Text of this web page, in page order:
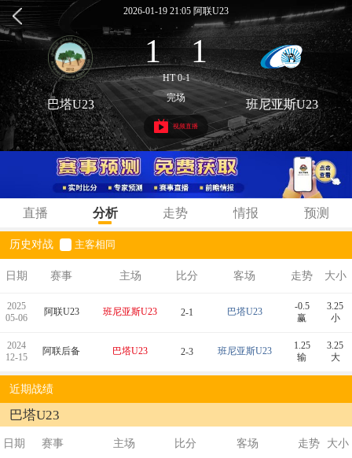
2026-01-19 21:05 阿联U23
1 : 1
HT 0-1
巴塔U23 完场 班尼亚斯U23
视频直播
直播 分析 走势 情报 预测
历史对战 主客相同
日期 赛事 主场 比分 客场 走势 大小
2025
05-06
阿联U23 班尼亚斯U23 2-1 巴塔U23
-0.5
赢
3.25
小
2024
12-15
阿联后备 巴塔U23 2-3 班尼亚斯U23
1.25
输
3.25
大
近期战绩
巴塔U23
日期 赛事 主场 比分 客场 走势 大小